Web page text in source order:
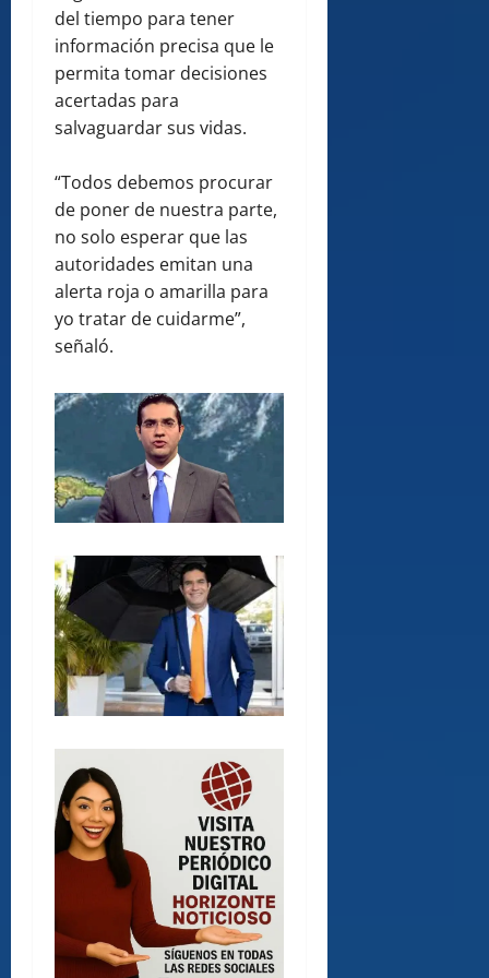
del tiempo para tener
información precisa que le
permita tomar decisiones
acertadas para
salvaguardar sus vidas.
“Todos debemos procurar
de poner de nuestra parte,
no solo esperar que las
autoridades emitan una
alerta roja o amarilla para
yo tratar de cuidarme”,
señaló.